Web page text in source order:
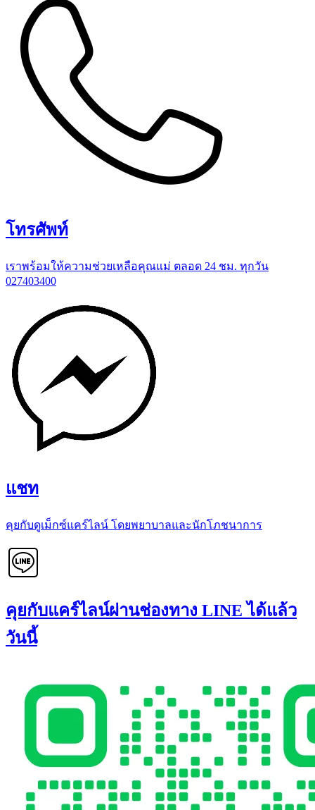
โทรศัพท์
เราพร้อมให้ความช่วยเหลือคุณแม่ ตลอด 24 ชม. ทุกวัน
027403400
แชท
คุยกับดูเม็กซ์แคร์ไลน์ โดยพยาบาลและนักโภชนาการ
คุยกับแคร์ไลน์ผ่านช่องทาง LINE ได้แล้ว
วันนี้